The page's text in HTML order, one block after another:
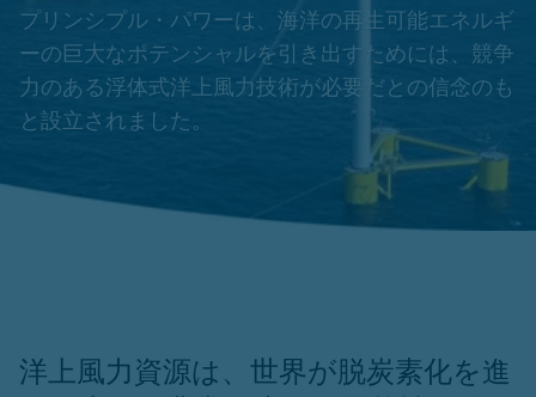
プリンシプル・パワーは、海洋の再生可能エネルギ
ーの巨大なポテンシャルを引き出すためには、競争
力のある浮体式洋上風力技術が必要だとの信念のも
と設立されました。
洋上風力資源は、世界が脱炭素化を進